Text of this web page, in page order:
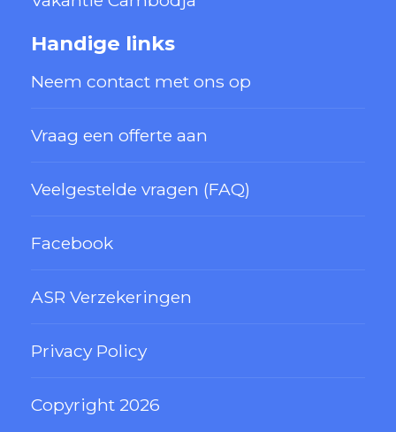
Handige links
Neem contact met ons op
Vraag een offerte aan
Veelgestelde vragen (FAQ)
Facebook
ASR Verzekeringen
Privacy Policy
Copyright 2026